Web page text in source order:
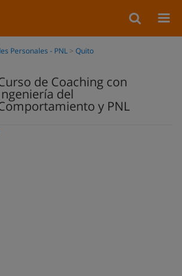
Personales - PNL Quito
de Coaching con
del
y PNL